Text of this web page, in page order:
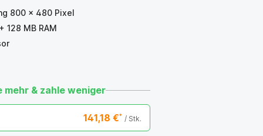
800 x 480 Pixel
128 MB RAM
mehr & zahle weniger
141,18 €* / Stk.